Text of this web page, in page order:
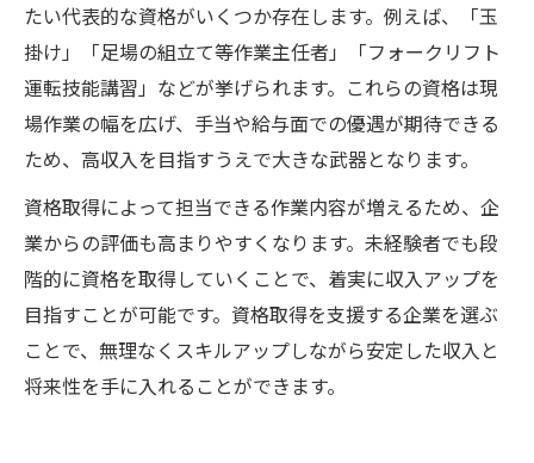
たい代表的な資格がいくつか存在します。例えば、「玉
掛け」「足場の組立て等作業主任者」「フォークリフト
運転技能講習」などが挙げられます。これらの資格は現
場作業の幅を広げ、手当や給与面での優遇が期待できる
ため、高収入を目指すうえで大きな武器となります。
資格取得によって担当できる作業内容が増えるため、企
業からの評価も高まりやすくなります。未経験者でも段
階的に資格を取得していくことで、着実に収入アップを
目指すことが可能です。資格取得を支援する企業を選ぶ
ことで、無理なくスキルアップしながら安定した収入と
将来性を手に入れることができます。